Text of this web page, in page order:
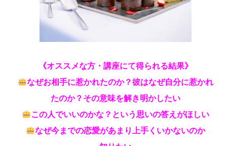
《オススメな方・講座にて得られる結果》
なぜお相手に惹かれたのか？彼はなぜ自分に惹かれ
たのか？その意味を解き明かしたい
この人でいいのかな？という思いの答えがほしい
なぜ今までの恋愛があまり上手くいかないのか